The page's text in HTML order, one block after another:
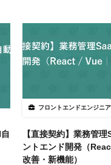
フロントエンドエンジニア
【直接契約】業務管理
ントエンド開発（
改善・新機能）